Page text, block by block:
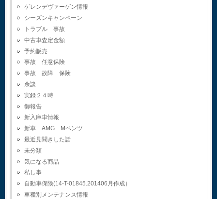
ゲレンデヴァーゲン情報
シーズンキャンペーン
トラブル 事故
中古車査定金額
予約販売
事故 任意保険
事故 故障 保険
余談
実録２４時
御報告
新入庫車情報
新車 AMG Mベンツ
最近見聞きした話
未分類
気になる商品
私し事
自動車保険(14-T-01845.201406月作成）
車種別メンテナンス情報